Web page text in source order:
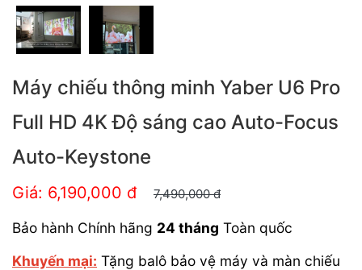
Máy chiếu thông minh Yaber U6 Pro
Full HD 4K Độ sáng cao Auto-Focus
Auto-Keystone
Giá: 6,190,000 đ 7,490,000đ
Bảo hành Chính hãng 24 tháng Toàn quốc
Khuyến mại: Tặng balô bảo vệ máy và màn chiếu